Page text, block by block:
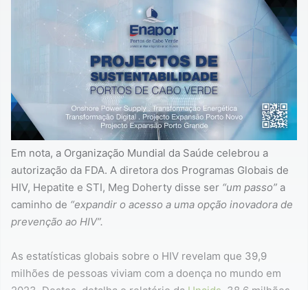
Em nota, a Organização Mundial da Saúde celebrou a
autorização da FDA. A diretora dos Programas Globais de
HIV, Hepatite e STI, Meg Doherty disse ser “um passo” a
caminho de “expandir o acesso a uma opção inovadora de
prevenção ao HIV”.
As estatísticas globais sobre o HIV revelam que 39,9
milhões de pessoas viviam com a doença no mundo em